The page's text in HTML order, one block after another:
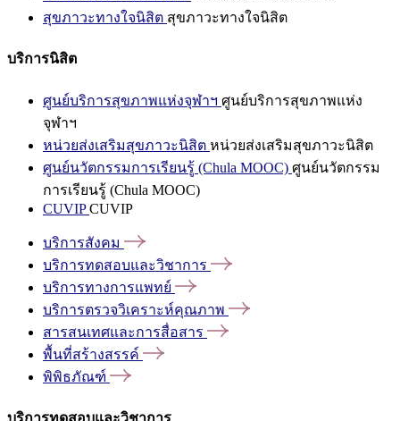
สุขภาวะทางใจนิสิต สุขภาวะทางใจนิสิต
บริการนิสิต
ศูนย์บริการสุขภาพแห่งจุฬาฯ ศูนย์บริการสุขภาพแห่ง
จุฬาฯ
หน่วยส่งเสริมสุขภาวะนิสิต หน่วยส่งเสริมสุขภาวะนิสิต
ศูนย์นวัตกรรมการเรียนรู้ (Chula MOOC) ศูนย์นวัตกรรม
การเรียนรู้ (Chula MOOC)
CUVIPCUVIP
บริการสังคม
บริการทดสอบและวิชาการ
บริการทางการแพทย์
บริการตรวจวิเคราะห์คุณภาพ
สารสนเทศและการสื่อสาร
พื้นที่สร้างสรรค์
พิพิธภัณฑ์
บริการทดสอบและวิชาการ